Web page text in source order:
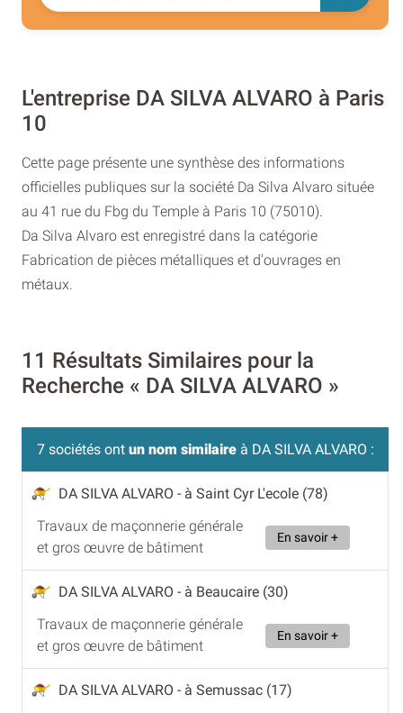
L'entreprise DA SILVA ALVARO à Paris
10
Cette page présente une synthèse des informations
officielles publiques sur la société Da Silva Alvaro située
au 41 rue du Fbg du Temple à Paris 10 (75010).
Da Silva Alvaro est enregistré dans la catégorie
Fabrication de pièces métalliques et d'ouvrages en
métaux.
11 Résultats Similaires pour la
Recherche « DA SILVA ALVARO »
7 sociétés ont un nom similaire à DA SILVA ALVARO :
DA SILVA ALVARO - à Saint Cyr L'ecole (78)
Travaux de maçonnerie générale
et gros œuvre de bâtiment
En savoir +
DA SILVA ALVARO - à Beaucaire (30)
Travaux de maçonnerie générale
et gros œuvre de bâtiment
En savoir +
DA SILVA ALVARO - à Semussac (17)